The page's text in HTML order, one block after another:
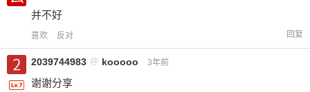
并不好
喜欢 反对 回复
2039744983 @ kooooo 3年前
谢谢分享